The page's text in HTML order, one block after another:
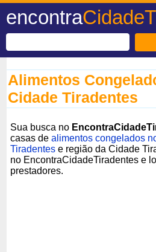
encontra
Alimentos
Cidade Tiradentes
Sua busca no
casas dealimentos congelados
Tiradentes e região da Cidade
no EncontraCidadeTiradentes e
prestadores.